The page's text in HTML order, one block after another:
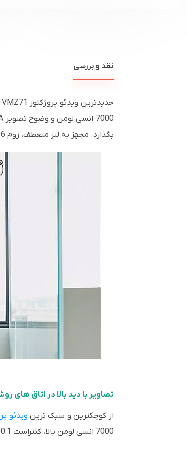
نقد و بررسی
بگذارد. مجهز به لنز منعطف، زوم 1.6 برابری و ویژگی تصحیح کیستون،صفحه نمایش شش نقطه، تصویر را می توان کاملاً با گوشه های اتاق تراز کرد.
تصاویر با دید بالا در اتاق های
از کوچکترین و سبک ترین ویدئو
7000 انسی لومن بالا، کنتراست 3000000:1 و رنگ های زنده تجربه ارائه جذابی را ایجاد می کند.